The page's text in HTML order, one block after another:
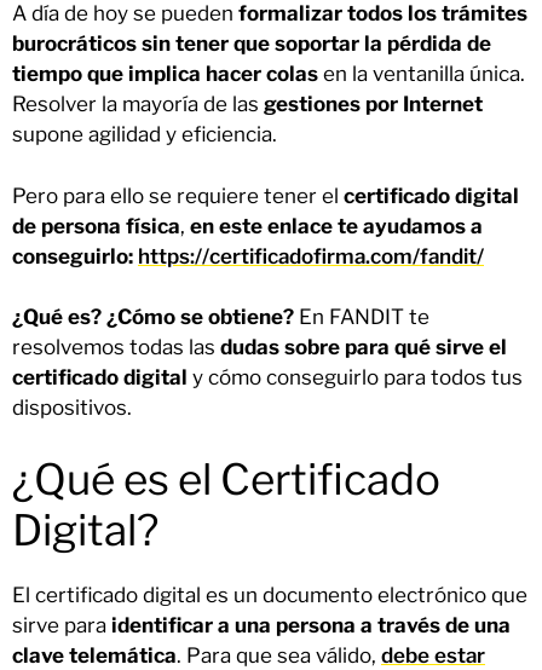
A día de hoy se pueden formalizar todos los trámites
burocráticos sin tener que soportar la pérdida de
tiempo que implica hacer colas en la ventanilla única.
Resolver la mayoría de las gestiones por Internet
supone agilidad y eficiencia.
Pero para ello se requiere tener el certificado digital
de persona física, en este enlace te ayudamos a
conseguirlo: https://certificadofirma.com/fandit/
¿Qué es? ¿Cómo se obtiene? En FANDIT te
resolvemos todas las dudas sobre para qué sirve el
certificado digital y cómo conseguirlo para todos tus
dispositivos.
¿Qué es el Certificado
Digital?
El certificado digital es un documento electrónico que
sirve para identificar a una persona a través de una
clave telemática. Para que sea válido, debe estar